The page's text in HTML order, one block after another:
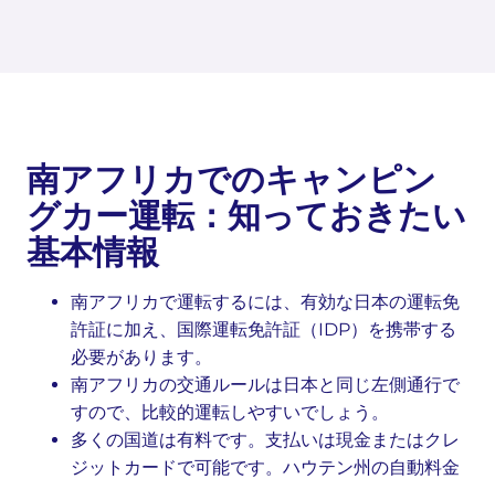
南アフリカでのキャンピン
グカー運転：知っておきたい
基本情報
南アフリカで運転するには、有効な日本の運転免
許証に加え、国際運転免許証（IDP）を携帯する
必要があります。
南アフリカの交通ルールは日本と同じ左側通行で
すので、比較的運転しやすいでしょう。
多くの国道は有料です。支払いは現金またはクレ
ジットカードで可能です。ハウテン州の自動料金